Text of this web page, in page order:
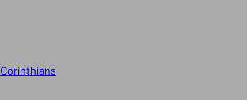
Corinthians